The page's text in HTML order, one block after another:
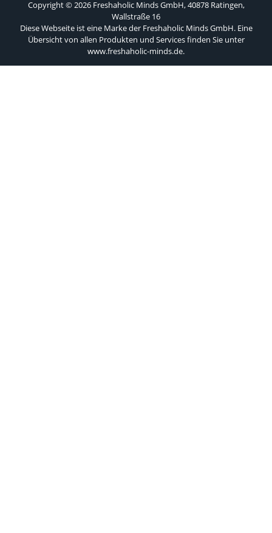
Copyright © 2026 Freshaholic Minds GmbH, 40878 Ratingen,
Wallstraße 16
Diese Webseite ist eine Marke der Freshaholic Minds GmbH. Eine
Übersicht von allen Produkten und Services finden Sie unter
www.freshaholic-minds.de.